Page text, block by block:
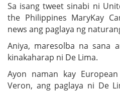
Sa isang tweet sinabi ni
the Philippines MaryKay
news ang paglaya ng
Aniya, maresolba na sana
kinakaharap ni De Lima.
Ayon naman kay
Veron, ang paglaya ni De